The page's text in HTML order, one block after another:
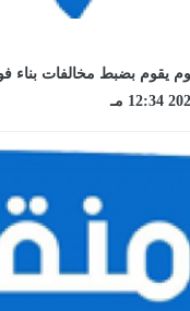
بضبط مخالفات بناء